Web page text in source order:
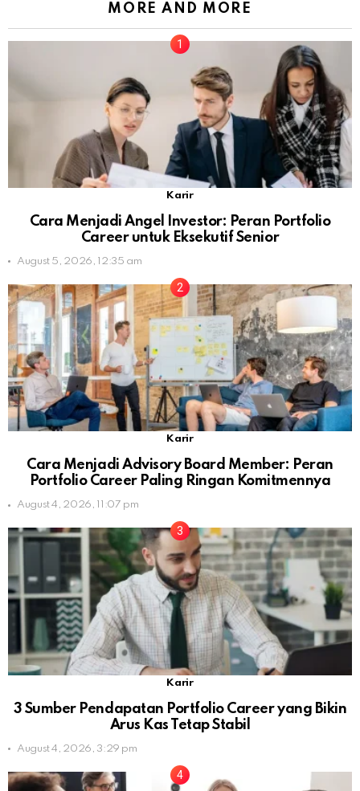
MORE AND MORE
Karir
Cara Menjadi Angel Investor: Peran Portfolio
Career untuk Eksekutif Senior
August 5, 2026, 12:35 am
Karir
Cara Menjadi Advisory Board Member: Peran
Portfolio Career Paling Ringan Komitmennya
August 4, 2026, 11:07 pm
Karir
3 Sumber Pendapatan Portfolio Career yang Bikin
Arus Kas Tetap Stabil
August 4, 2026, 3:29 pm